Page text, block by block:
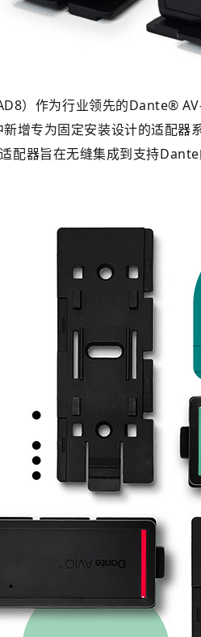
）作为行业领先的Dante®
增专为固定安装设计的适配
配器旨在无缝集成到支持